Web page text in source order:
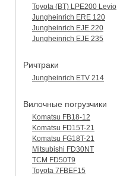
Toyota (BT) LPE200 Levio
Jungheinrich ERE 120
Jungheinrich EJE 220
Jungheinrich EJE 235
Ричтраки
Jungheinrich ETV 214
Вилочные погрузчики
Komatsu FB18-12
Komatsu FD15T-21
Komatsu FG18T-21
Mitsubishi FD30NT
TCM FD50T9
Toyota 7FBEF15